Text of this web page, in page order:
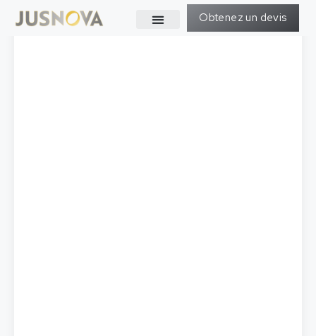
Obtenez un devis